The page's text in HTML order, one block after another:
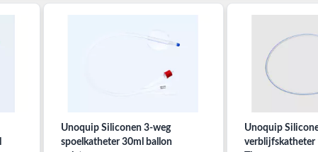
Unoquip Siliconen 3-weg
spoelkatheter 30ml ballon
Unoquip
verblijfskatheter